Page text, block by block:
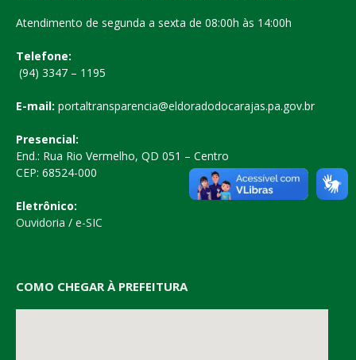
Atendimento de segunda a sexta de 08:00h às 14:00h
Telefone:
(94) 3347 – 1195
E-mail: portaltransparencia@eldoradodocarajas.pa.gov.br
Presencial:
End.: Rua Rio Vermelho, QD 051 – Centro
CEP: 68524-000
Eletrônico:
Ouvidoria / e-SIC
COMO CHEGAR À PREFEITURA